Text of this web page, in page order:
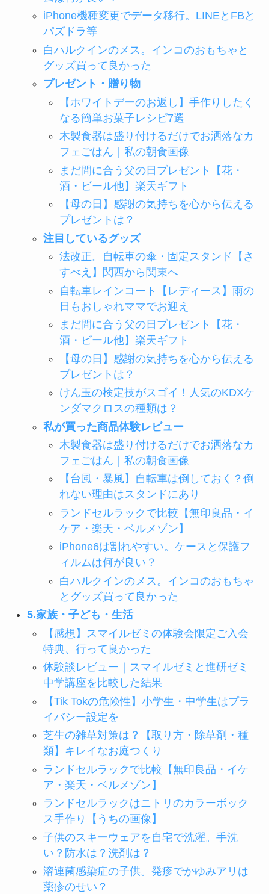
iPhone機種変更でデータ移行。LINEとFBと
パズドラ等
白ハルクインのメス。インコのおもちゃと
グッズ買って良かった
プレゼント・贈り物
【ホワイトデーのお返し】手作りしたく
なる簡単お菓子レシピ7選
木製食器は盛り付けるだけでお洒落なカ
フェごはん｜私の朝食画像
まだ間に合う父の日プレゼント【花・
酒・ビール他】楽天ギフト
【母の日】感謝の気持ちを心から伝える
プレゼントは？
注目しているグッズ
法改正。自転車の傘・固定スタンド【さ
すべえ】関西から関東へ
自転車レインコート【レディース】雨の
日もおしゃれママでお迎え
まだ間に合う父の日プレゼント【花・
酒・ビール他】楽天ギフト
【母の日】感謝の気持ちを心から伝える
プレゼントは？
けん玉の検定技がスゴイ！人気のKDXケ
ンダマクロスの種類は？
私が買った商品体験レビュー
木製食器は盛り付けるだけでお洒落なカ
フェごはん｜私の朝食画像
【台風・暴風】自転車は倒しておく？倒
れない理由はスタンドにあり
ランドセルラックで比較【無印良品・イ
ケア・楽天・ベルメゾン】
iPhone6は割れやすい。ケースと保護フ
ィルムは何が良い？
白ハルクインのメス。インコのおもちゃ
とグッズ買って良かった
5.家族・子ども・生活
【感想】スマイルゼミの体験会限定ご入会
特典、行って良かった
体験談レビュー｜スマイルゼミと進研ゼミ
中学講座を比較した結果
【Tik Tokの危険性】小学生・中学生はプラ
イバシー設定を
芝生の雑草対策は？【取り方・除草剤・種
類】キレイなお庭つくり
ランドセルラックで比較【無印良品・イケ
ア・楽天・ベルメゾン】
ランドセルラックはニトリのカラーボック
ス手作り【うちの画像】
子供のスキーウェアを自宅で洗濯。手洗
い？防水は？洗剤は？
溶連菌感染症の子供。発疹でかゆみアリは
薬疹のせい？